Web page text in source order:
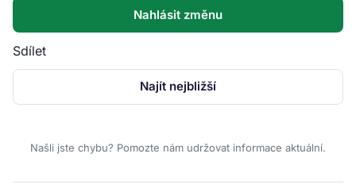
Nahlásit změnu
Sdílet
Najít nejbližší
Našli jste chybu? Pomozte nám udržovat informace aktuální.